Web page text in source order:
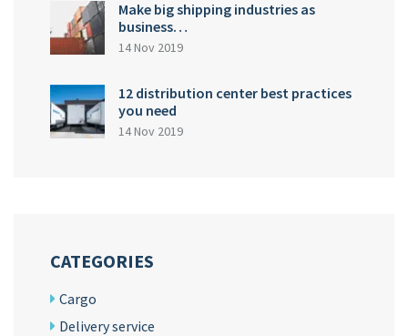
Make big shipping industries as
business…
14 Nov 2019
12 distribution center best practices
you need
14 Nov 2019
CATEGORIES
Cargo
Delivery service